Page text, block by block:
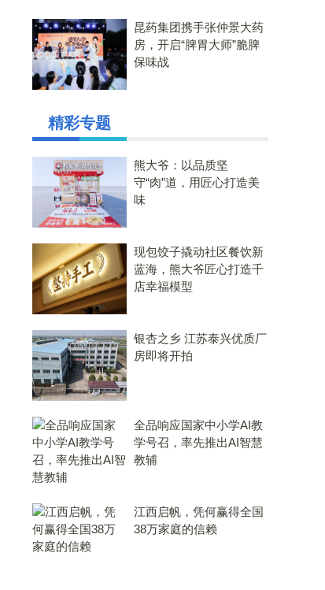
昆药集团携手张仲景大药
房，开启“脾胃大师”脆脾
保味战
精彩专题
熊大爷：以品质坚
守“肉”道，用匠心打造美
味
现包饺子撬动社区餐饮新
蓝海，熊大爷匠心打造千
店幸福模型
银杏之乡 江苏泰兴优质厂
房即将开拍
全品响应国家中小学AI教
学号召，率先推出AI智慧
教辅
江西启帆，凭何赢得全国
38万家庭的信赖